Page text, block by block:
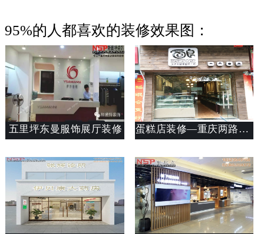
95%的人都喜欢的装修效果图：
五里坪东曼服饰展厅装修 蛋糕店装修—重庆两路面良蛋糕店装修